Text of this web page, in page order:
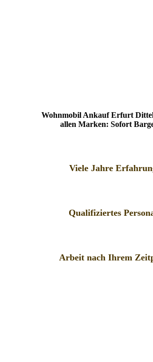
Wohnmobil Ankauf Erfurt
allen Marken: Sofort
Viele Jahre
Qualifiziertes
Arbeit nach Ihrem